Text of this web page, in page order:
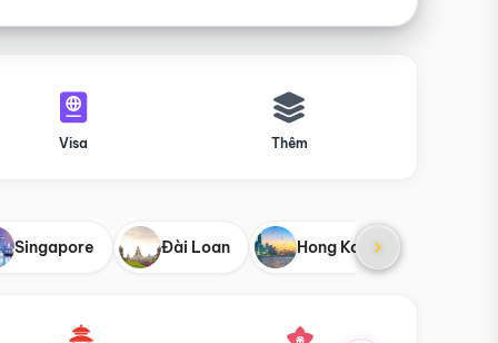
Visa Thêm
Singapore Đài Loan Hong Kong